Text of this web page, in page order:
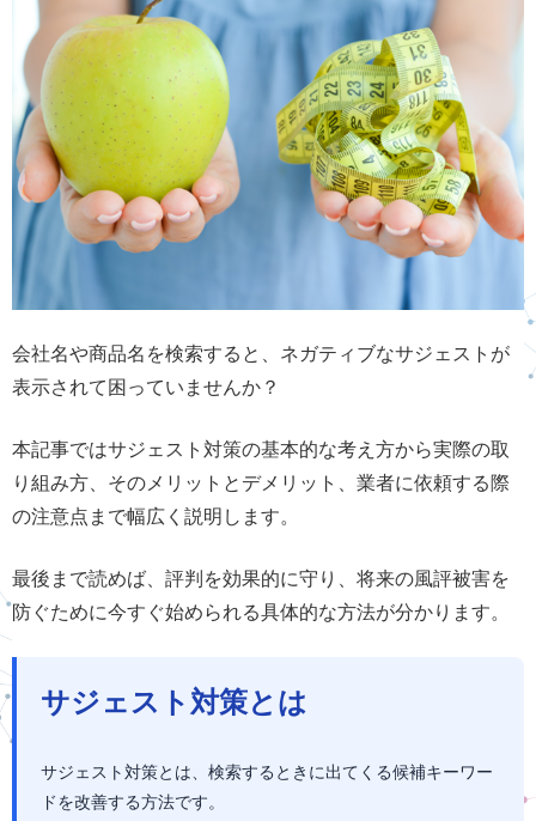
会社名や商品名を検索すると、ネガティブなサジェストが
表示されて困っていませんか？
本記事ではサジェスト対策の基本的な考え方から実際の取
り組み方、そのメリットとデメリット、業者に依頼する際
の注意点まで幅広く説明します。
最後まで読めば、評判を効果的に守り、将来の風評被害を
防ぐために今すぐ始められる具体的な方法が分かります。
サジェスト対策とは
サジェスト対策とは、検索するときに出てくる候補キーワー
ドを改善する方法です。